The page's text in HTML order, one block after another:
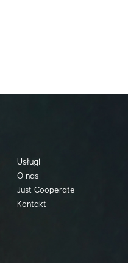
Usługi
O nas
Just Cooperate
Kontakt